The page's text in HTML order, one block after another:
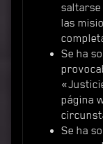
las
Se ha
página
Se ha